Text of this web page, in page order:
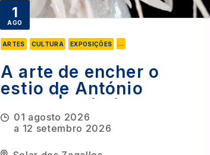
1
AGO
ARTES CULTURA EXPOSIÇÕES ...
A arte de encher o
estio de António
Nobre | Prémio
Amplitude
01 agosto 2026
a 12 setembro 2026